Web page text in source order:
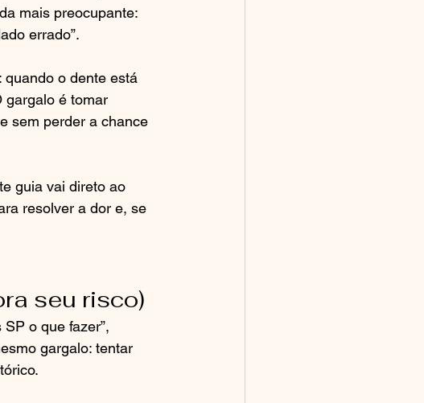
mais preocupante:
errado”.
quando o dente está
gargalo é tomar
sem perder a chance
guia vai direto ao
resolver a dor e, se
seu risco)
o que fazer”,
gargalo: tentar